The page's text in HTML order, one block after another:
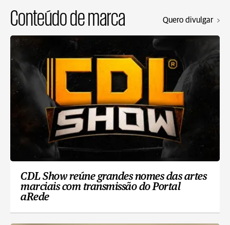
Conteúdo de marca Quero divulgar
CDL Show reúne grandes nomes das artes
marciais com transmissão do Portal
aRede